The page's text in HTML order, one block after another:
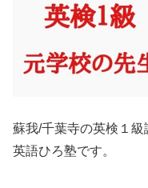
蘇我/千葉寺の英検１
英語ひろ塾です。